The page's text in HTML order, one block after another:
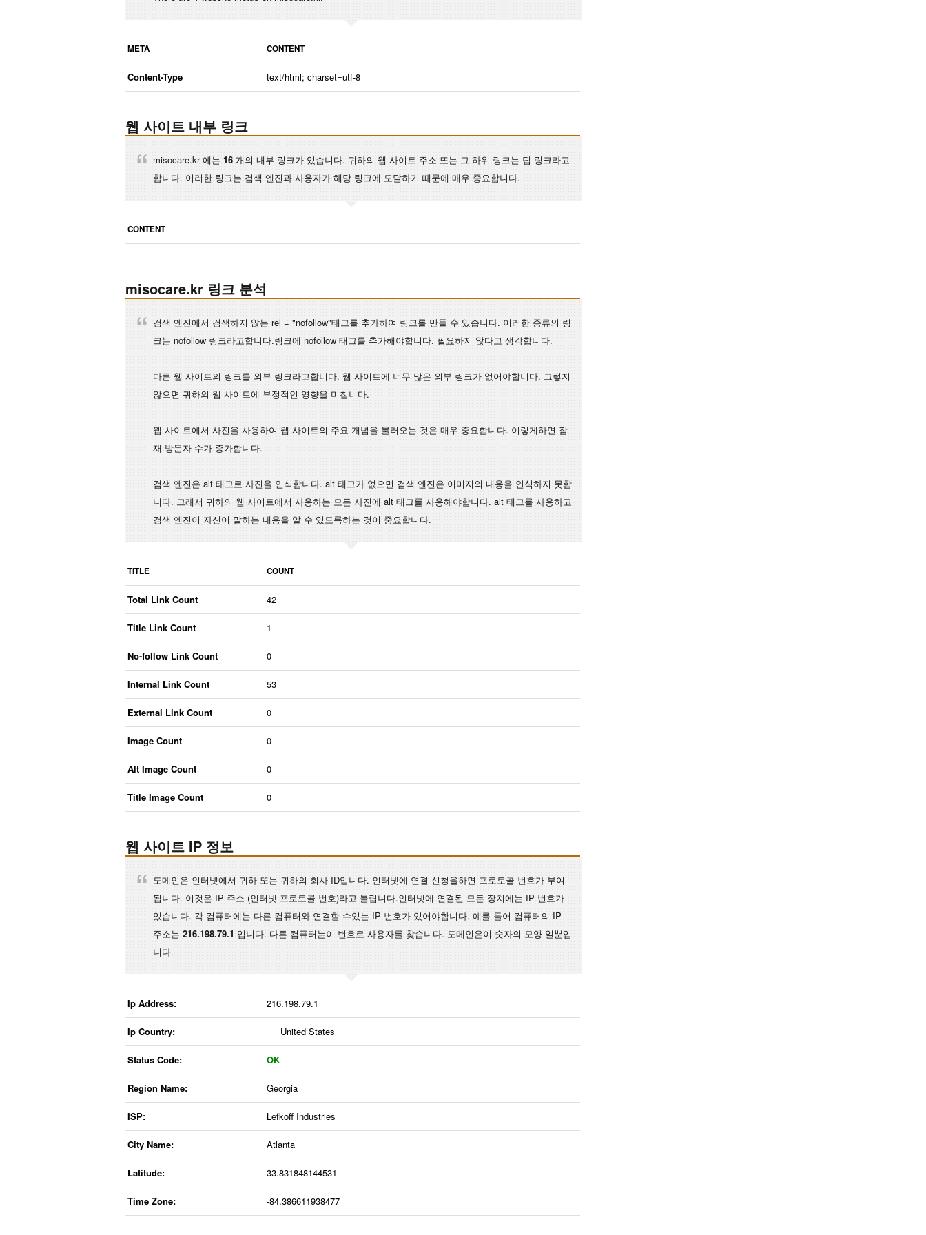
META CONTENT
Content-Type text/html; charset=utf-8
웹 사이트 내부 링크
misocare.kr 에는 16 개의 내부 링크가 있습니다. 귀하의 웹 사이트 주소 또는 그 하위 링크는 딥 링크라고
합니다. 이러한 링크는 검색 엔진과 사용자가 해당 링크에 도달하기 때문에 매우 중요합니다.
CONTENT
misocare.kr 링크 분석
검색 엔진에서 검색하지 않는 rel = "nofollow"태그를 추가하여 링크를 만들 수 있습니다. 이러한 종류의 링
크는 nofollow 링크라고합니다.링크에 nofollow 태그를 추가해야합니다. 필요하지 않다고 생각합니다.
다른 웹 사이트의 링크를 외부 링크라고합니다. 웹 사이트에 너무 많은 외부 링크가 없어야합니다. 그렇지
않으면 귀하의 웹 사이트에 부정적인 영향을 미칩니다.
웹 사이트에서 사진을 사용하여 웹 사이트의 주요 개념을 불러오는 것은 매우 중요합니다. 이렇게하면 잠
재 방문자 수가 증가합니다.
검색 엔진은 alt 태그로 사진을 인식합니다. alt 태그가 없으면 검색 엔진은 이미지의 내용을 인식하지 못합
니다. 그래서 귀하의 웹 사이트에서 사용하는 모든 사진에 alt 태그를 사용해야합니다. alt 태그를 사용하고
검색 엔진이 자신이 말하는 내용을 알 수 있도록하는 것이 중요합니다.
TITLE COUNT
Total Link Count 42
Title Link Count 1
No-follow Link Count 0
Internal Link Count 53
External Link Count 0
Image Count 0
Alt Image Count 0
Title Image Count 0
웹 사이트 IP 정보
도메인은 인터넷에서 귀하 또는 귀하의 회사 ID입니다. 인터넷에 연결 신청을하면 프로토콜 번호가 부여
됩니다. 이것은 IP 주소 (인터넷 프로토콜 번호)라고 불립니다.인터넷에 연결된 모든 장치에는 IP 번호가
있습니다. 각 컴퓨터에는 다른 컴퓨터와 연결할 수있는 IP 번호가 있어야합니다. 예를 들어 컴퓨터의 IP
주소는 216.198.79.1 입니다. 다른 컴퓨터는이 번호로 사용자를 찾습니다. 도메인은이 숫자의 모양 일뿐입
니다.
Ip Address: 216.198.79.1
Ip Country: United States
Status Code: OK
Region Name: Georgia
ISP: Lefkoff Industries
City Name: Atlanta
Latitude: 33.831848144531
Time Zone: -84.386611938477